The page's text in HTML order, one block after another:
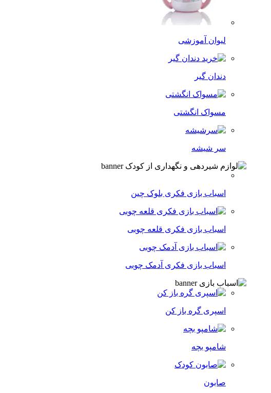
لیوان آموزشی
دندان گیر
مسواک انگشتی
سر شیشه
اسباب بازی فکری بلوک چین
اسباب بازی فکری قلعه چوبی
اسباب بازی فکری آدمک چوبی
اسپری گره باز کن
شامپو بچه
صابون